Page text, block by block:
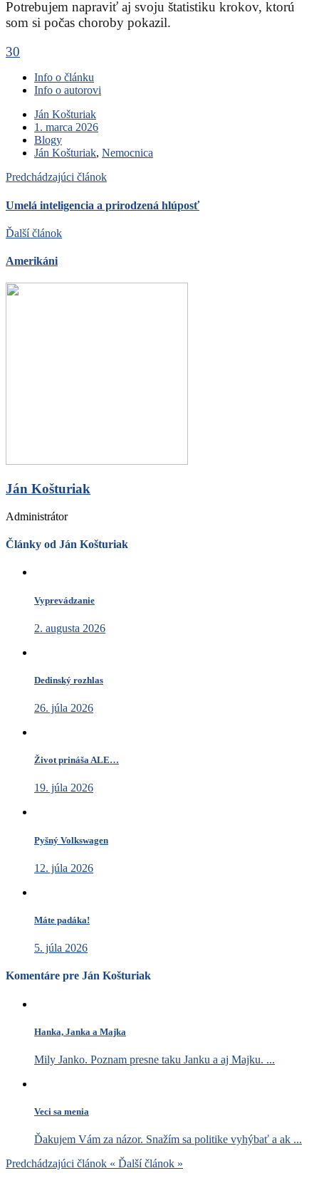
Potrebujem napraviť aj svoju štatistiku krokov, ktorú
som si počas choroby pokazil.
30
Info o článku
Info o autorovi
Ján Košturiak
1. marca 2026
Blogy
Ján Košturiak, Nemocnica
Predchádzajúci článok
Umelá inteligencia a prirodzená hlúposť
Ďalší článok
Amerikáni
Ján Košturiak
Administrátor
Články od Ján Košturiak
Vyprevádzanie
2. augusta 2026
Dedinský rozhlas
26. júla 2026
Život prináša ALE…
19. júla 2026
Pyšný Volkswagen
12. júla 2026
Máte padáka!
5. júla 2026
Komentáre pre Ján Košturiak
Hanka, Janka a Majka
Mily Janko. Poznam presne taku Janku a aj Majku. ...
Veci sa menia
Ďakujem Vám za názor. Snažím sa politike vyhýbať a ak ...
Predchádzajúci článok « Ďalší článok »